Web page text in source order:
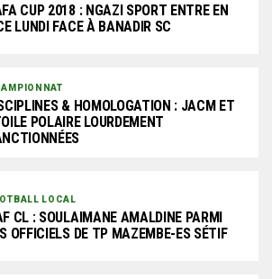
CUP 2018 : NGAZI SPORT ENTRE EN
LUNDI FACE À BANADIR SC
& HOMOLOGATION : JACM ET
POLAIRE LOURDEMENT
LOCAL
CL : SOULAIMANE AMALDINE PARMI
OFFICIELS DE TP MAZEMBE-ES SÉTIF